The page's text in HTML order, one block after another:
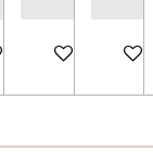
Bekijk details
In